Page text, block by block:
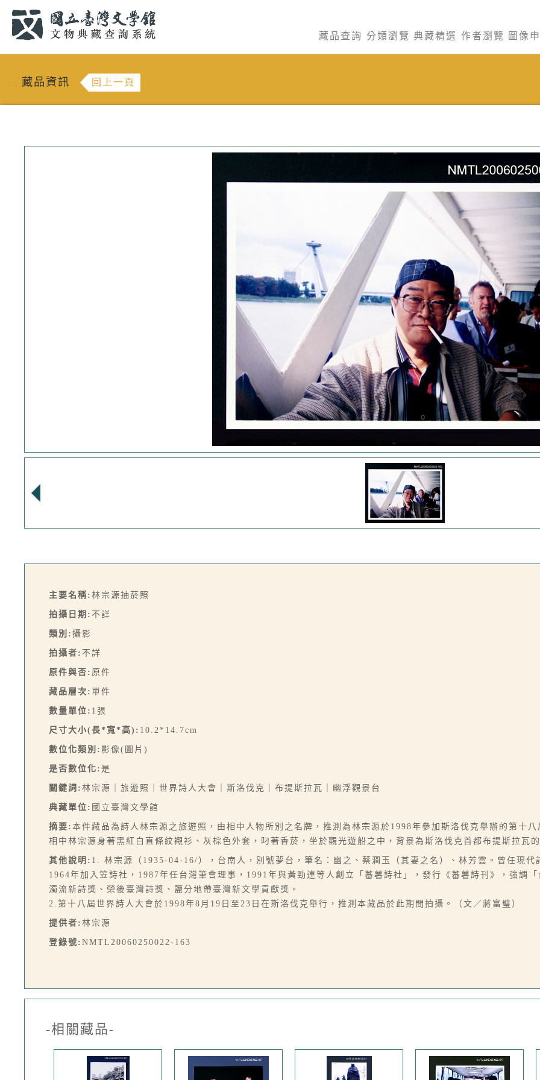
藏品查詢 分類瀏覽 典藏精選 作者瀏覽 圖像
::: 藏品資訊 回上一頁
主要名稱: 林宗源抽菸照
拍攝日期: 不詳
類別: 攝影
拍攝者: 不詳
原件與否: 原件
藏品層次: 單件
數量單位: 1張
尺寸大小(長*寬*高): 10.2*14.7cm
數位化類別: 影像(圖片)
是否數位化: 是
關鍵詞: 林宗源｜旅遊照｜世界詩人大會｜斯洛伐克｜布提斯拉瓦｜幽浮觀景台
典藏單位: 國立臺灣文學館
摘要: 本件藏品為詩人林宗源之旅遊照，由相中人物所別之名牌，推測為林宗源於1998年參加斯洛伐克舉辦的第十
相中林宗源身著黑紅白直條紋襯衫、灰棕色外套，叼著香菸，坐於觀光遊船之中，背景為斯洛伐克首都布提斯拉瓦
其他說明: 1. 林宗源（1935-04-16/），台南人，別號夢台，筆名：幽之、蔡潤玉（其妻之名）、林芳雲。曾任現代
1964年加入笠詩社，1987年任台灣筆會理事，1991年與黃勁連等人創立「蕃薯詩社」，發行《蕃薯詩刊》，強調
濁流新詩獎、榮後臺灣詩獎、鹽分地帶臺灣新文學貢獻獎。
2.第十八屆世界詩人大會於1998年8月19日至23日在斯洛伐克舉行，推測本藏品於此期間拍攝。（文／蔣富璧）
提供者: 林宗源
登錄號: NMTL20060250022-163
-相關藏品-